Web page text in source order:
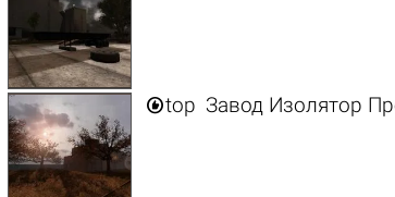
top Завод Изолятор